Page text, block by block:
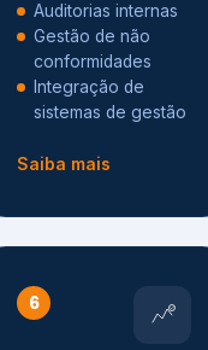
Auditorias internas
Gestão de não
conformidades
Integração de
sistemas de gestão
Saiba mais
6